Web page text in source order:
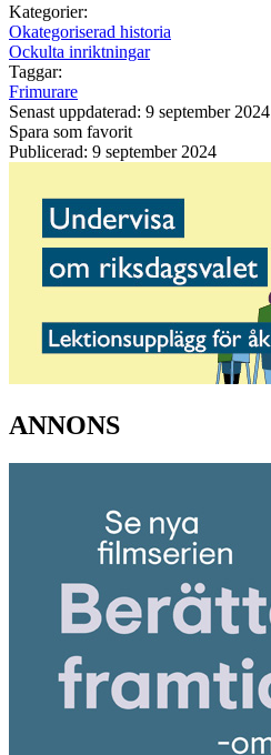
Kategorier:
Okategoriserad historia
Ockulta inriktningar
Taggar:
Frimurare
Senast uppdaterad: 9 september 2024
Spara som favorit
Publicerad: 9 september 2024
ANNONS